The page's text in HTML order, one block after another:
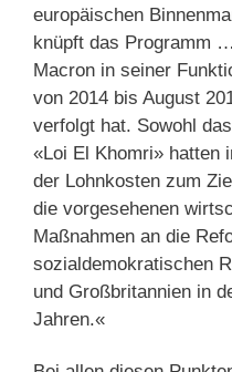
europäischen
knüpft das Programm
Macron in seiner
von 2014 bis August
verfolgt hat. Sowohl
«Loi El Khomri» hatten
der Lohnkosten zum
die vorgesehenen
Maßnahmen an die
sozialdemokratischen
und Großbritannien in
Jahren.«